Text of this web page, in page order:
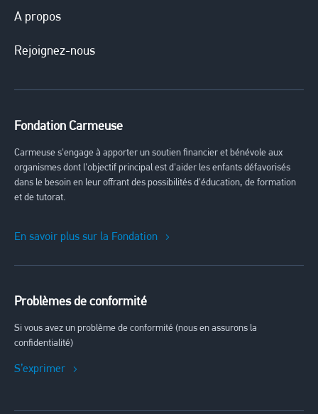
A propos
Rejoignez-nous
Fondation Carmeuse
Carmeuse s'engage à apporter un soutien financier et bénévole aux
organismes dont l'objectif principal est d'aider les enfants défavorisés
dans le besoin en leur offrant des possibilités d'éducation, de formation
et de tutorat.
En savoir plus sur la Fondation
Problèmes de conformité
Si vous avez un problème de conformité (nous en assurons la
confidentialité)
S’exprimer